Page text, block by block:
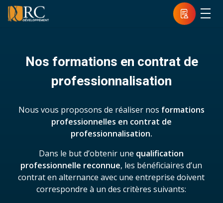
Nos formations en contrat de
professionnalisation
Nous vous proposons de réaliser nos formations
professionnelles en contrat de
professionnalisation.
Dans le but d’obtenir une qualification
professionnelle reconnue, les bénéficiaires d’un
contrat en alternance avec une entreprise doivent
correspondre à un des critères suivants: